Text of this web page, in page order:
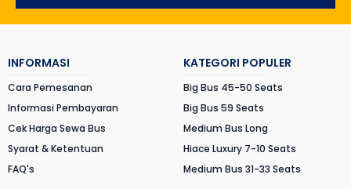
INFORMASI
Cara Pemesanan
Informasi Pembayaran
Cek Harga Sewa Bus
Syarat & Ketentuan
FAQ's
KATEGORI POPULER
Big Bus 45-50 Seats
Big Bus 59 Seats
Medium Bus Long
Hiace Luxury 7-10 Seats
Medium Bus 31-33 Seats